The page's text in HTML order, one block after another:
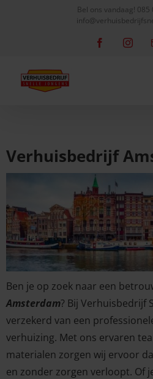
Bel ons vandaag! 085
Facebook
Verhuisbedrijf
Ben je op zoek naar een
Amsterdam? Bij Verhuisbedrijf
verzekerd van een
verhuizing. Met ons ervaren
materialen zorgen wij ervoor
en zonder zorgen verloopt. Of